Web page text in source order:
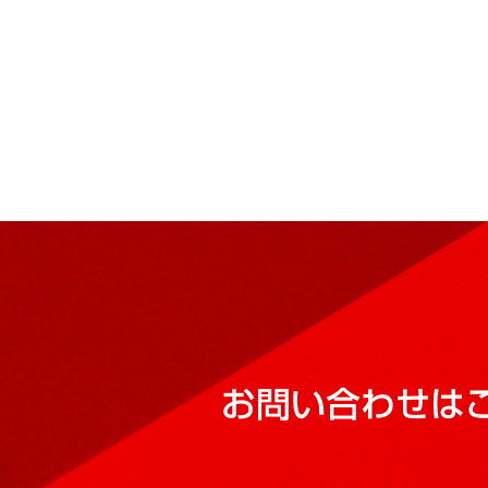
お問い合わせは